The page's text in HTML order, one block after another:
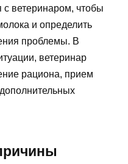
с ветеринаром, чтобы
и определить
проблемы. В
ветеринар
рациона, прием